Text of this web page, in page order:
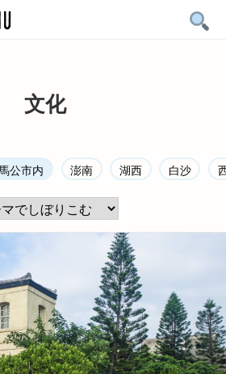
文化
馬公市内 澎南 湖西 白沙